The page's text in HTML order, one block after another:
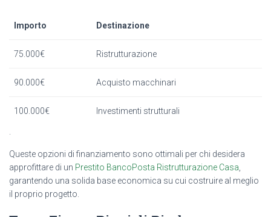
Importo Destinazione
75.000€ Ristrutturazione
90.000€ Acquisto macchinari
100.000€ Investimenti strutturali
Queste opzioni di finanziamento sono ottimali per chi desidera
approfittare di un Prestito BancoPosta Ristrutturazione Casa
garantendo una solida base economica su cui costruire al meglio
il proprio progetto.